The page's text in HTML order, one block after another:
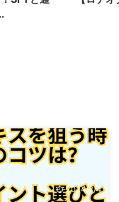
2024/2/4